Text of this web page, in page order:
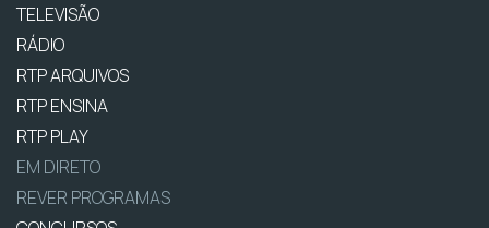
TELEVISÃO
RÁDIO
RTP ARQUIVOS
RTP ENSINA
RTP PLAY
EM DIRETO
REVER PROGRAMAS